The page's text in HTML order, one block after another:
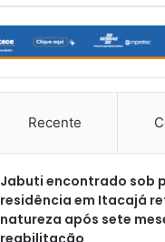
Recente
Jabuti encontrado sob
residência em Itacajá
natureza após sete